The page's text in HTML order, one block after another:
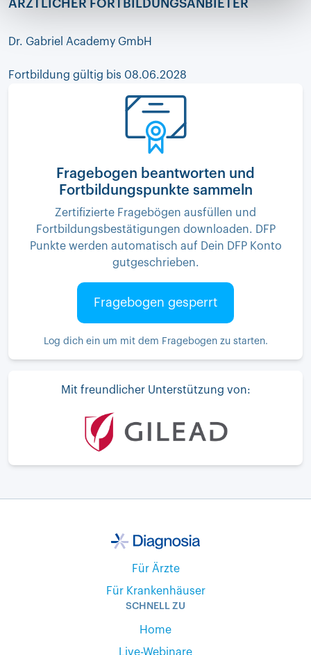
ÄRZTLICHER FORTBILDUNGSANBIETER
Dr. Gabriel Academy GmbH
Fortbildung gültig bis 08.06.2028
Fragebogen beantworten und
Fortbildungspunkte sammeln
Zertifizierte Fragebögen ausfüllen und
Fortbildungsbestätigungen downloaden. DFP
Punkte werden automatisch auf Dein DFP Konto
gutgeschrieben.
Fragebogen gesperrt
Log dich ein um mit dem Fragebogen zu starten.
Mit freundlicher Unterstützung von:
Für Ärzte
Für Krankenhäuser
SCHNELL ZU
Home
Live-Webinare